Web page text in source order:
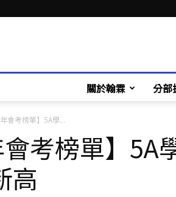
關於翰霖 分部
年會考榜單】5A學...
會考榜單】
高